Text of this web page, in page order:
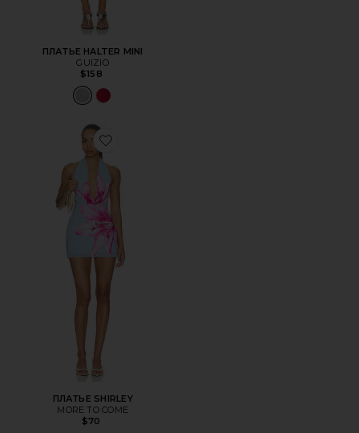
ПЛАТЬЕ HALTER MINI
GUIZIO
$158
Favorite ПЛАТЬЕ SHIRLEY
ПЛАТЬЕ SHIRLEY
MORE TO COME
$70